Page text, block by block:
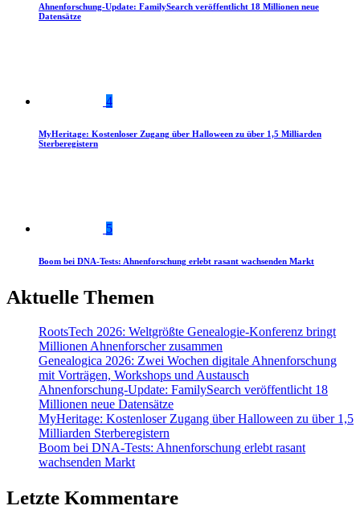
Ahnenforschung-Update: FamilySearch veröffentlicht 18 Millionen neue
Datensätze
4
MyHeritage: Kostenloser Zugang über Halloween zu über 1,5 Milliarden
Sterberegistern
5
Boom bei DNA-Tests: Ahnenforschung erlebt rasant wachsenden Markt
Aktuelle Themen
RootsTech 2026: Weltgrößte Genealogie-Konferenz bringt
Millionen Ahnenforscher zusammen
Genealogica 2026: Zwei Wochen digitale Ahnenforschung
mit Vorträgen, Workshops und Austausch
Ahnenforschung-Update: FamilySearch veröffentlicht 18
Millionen neue Datensätze
MyHeritage: Kostenloser Zugang über Halloween zu über 1,5
Milliarden Sterberegistern
Boom bei DNA-Tests: Ahnenforschung erlebt rasant
wachsenden Markt
Letzte Kommentare